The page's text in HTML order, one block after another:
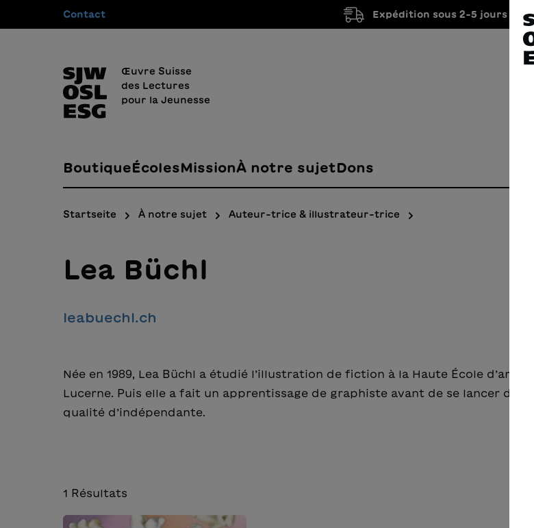
Passer à la navigation principale
Contact Expédition sous 2-5 jours
Œuvre Suisse
des Lectures
pour la Jeunesse
BoutiqueÉcolesMissionÀ notre sujetDons
Startseite À notre sujet Auteur-trice & illustrateur-trice
Lea Büchl
leabuechl.ch
Née en 1989, Lea Büchl a étudié l’illustration de fiction à la Haute École d’art et
Lucerne. Puis elle a fait un apprentissage de graphiste avant de se lancer dans
qualité d’indépendante.
1 Résultats